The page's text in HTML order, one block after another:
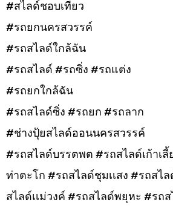
#สไลด์ชอบเทียว
#รถยกนครสวรรค์
#รถสไลด์ใกล้ฉัน
#รถสไลด์ #รถซิ่ง #รถแต่ง
#รถยกใกล้ฉัน
#รถสไลด์ซิ่ง #รถยก #รถลาก
#ช่างปุ้ยสไลด์ออนนครสวรรค์
#รถสไลด์บรรตพต #รถสไลด์เก้าเ
ท่าตะโก #รถสไลด์ชุมเเสง #รถสไ
สไลด์เเม่วงค์ #รถสไลด์พยุหะ #รถ